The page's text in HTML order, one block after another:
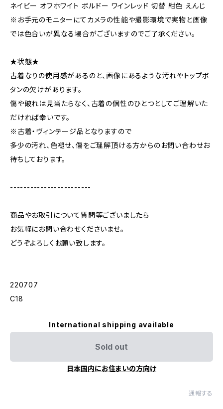
ネイビー オフホワイト ボルドー ワインレッド 切替 紺色 えんじ
※お手元のモニターにてカメラの性能や撮影環境で実物と画像
では色合いが異なる場合がございますのでご了承ください。
★状態★
古着なりの使用感があるのと、画像にあるような汚れやトップボ
タンの欠けがあります。
傷や破れは見当たらなく、古着の個性のひとつとしてご理解いた
だければ幸いです。
※古着・ヴィンテージ品となりますので
多少の汚れ、色褪せ、傷をご理解頂ける方からのお問い合わせお
待ちしております。
------------------------
商品やお取引について質問等ございましたら
お気軽にお問い合わせくださいませ。
どうぞよろしくお願い致します。
220707
C18
International shipping available
Sold out
日本国内にお住まいの方向け
通報する